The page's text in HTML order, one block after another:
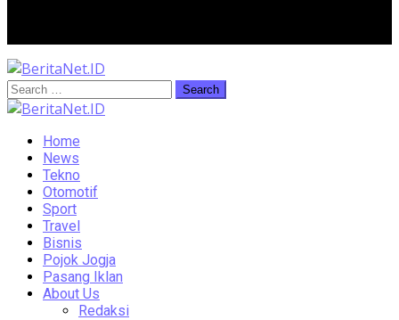
Home
News
Tekno
Otomotif
Sport
Travel
Bisnis
Pojok Jogja
Pasang Iklan
About Us
Redaksi